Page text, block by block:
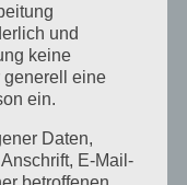
und
keine
eine
ein.
Daten,
E-Mail-
betroffenen